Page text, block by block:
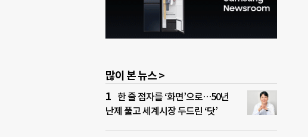
많이 본 뉴스 >
한 줄 점자를 ‘화면’으로…50년
난제 풀고 세계시장 두드린 ‘닷’